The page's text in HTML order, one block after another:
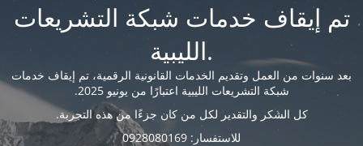
تم إيقاف خدمات شبكة التشريعات
الليبية.
بعد سنوات من العمل وتقديم الخدمات القانونية الرقمية، تم إيقاف خدمات
شبكة التشريعات الليبية اعتبارًا من يونيو 2025.
كل الشكر والتقدير لكل من كان جزءًا من هذه التجربة.
للاستفسار: 0928080169